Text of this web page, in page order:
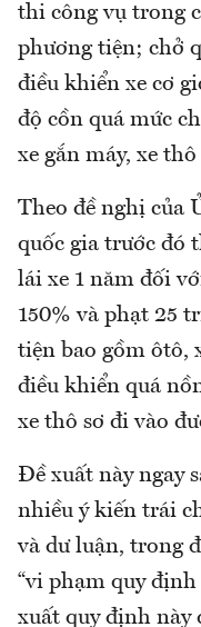
thi công vụ trong
phương tiện; chở
điều khiển xe cơ
độ cồn quá mức
xe gắn máy, xe
Theo đề nghị của
quốc gia trước đó
lái xe 1 năm đối
150% và phạt 25
tiện bao gồm ôtô,
điều khiển quá
xe thô sơ đi vào
Đề xuất này ngay
nhiều ý kiến trái
và dư luận, trong
“vi phạm quy định
xuất quy định này